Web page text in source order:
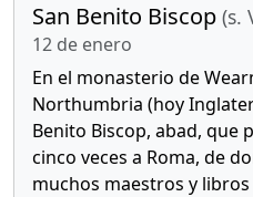
San Benito Biscop (s.
12 de enero
En el monasterio de
Northumbria (hoy
Benito Biscop, abad, que
cinco veces a Roma, de
muchos maestros y